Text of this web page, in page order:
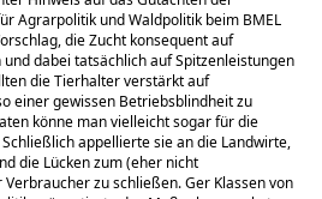
Agrarpolitik und Waldpolitik beim BMEL
die Zucht konsequent auf
dabei tatsächlich auf Spitzenleistungen
die Tierhalter verstärkt auf
einer gewissen Betriebsblindheit zu
könne man vielleicht sogar für die
appellierte sie an die Landwirte,
die Lücken zum (eher nicht
zu schließen. Ger Klassen von